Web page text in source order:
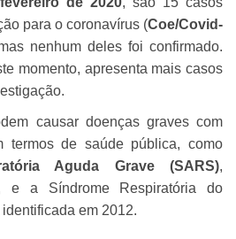
para o coronavírus (Coe/Covid-
nenhum deles foi confirmado.
momento, apresenta mais casos
causar doenças graves com
termos de saúde pública, como
Aguda Grave (SARS),
e a Síndrome Respiratória do
em 2012.